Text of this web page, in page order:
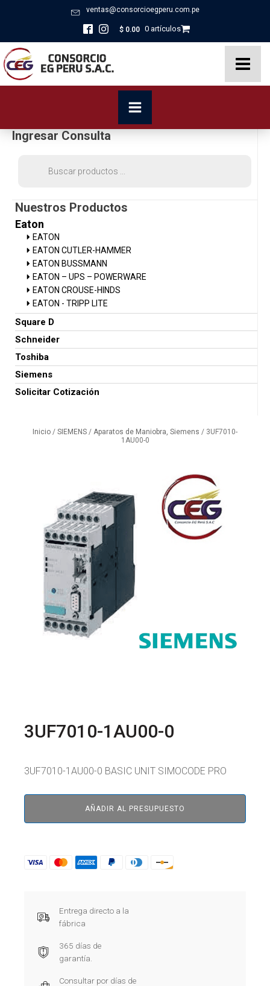
ventas@consorcioegperu.com.pe
$ 0.00 0 artículos
Ingresar Consulta
Nuestros Productos
Eaton
EATON
EATON CUTLER-HAMMER
EATON BUSSMANN
EATON – UPS – POWERWARE
EATON CROUSE-HINDS
EATON - TRIPP LITE
Square D
Schneider
Toshiba
Siemens
Solicitar Cotización
Inicio / SIEMENS / Aparatos de Maniobra, Siemens / 3UF7010-
1AU00-0
3UF7010-1AU00-0
3UF7010-1AU00-0 BASIC UNIT SIMOCODE PRO
AÑADIR AL PRESUPUESTO
Entrega directo a la
fábrica
365 días de
garantía.
Consultar por días de